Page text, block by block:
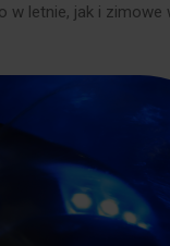
w letnie, jak i zimowe